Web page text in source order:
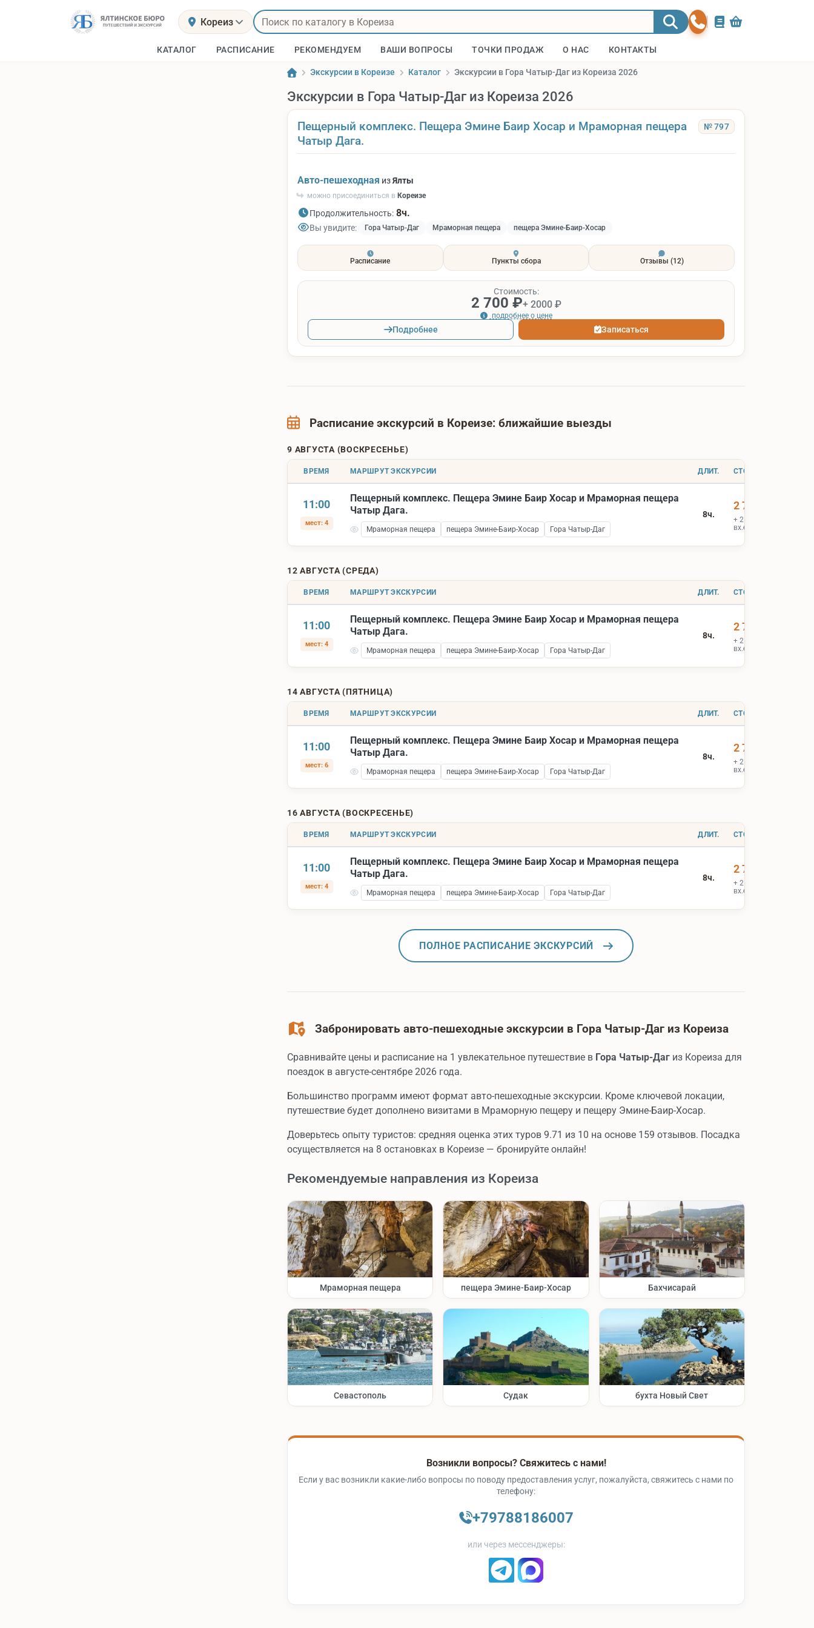
Кореиз
КАТАЛОГ РАСПИСАНИЕ РЕКОМЕНДУЕМ ВАШИ ВОПРОСЫ ТОЧКИ ПРОДАЖ О НАС КОНТАКТЫ
Экскурсии в Кореизе Каталог Экскурсии в Гора Чатыр-Даг из Кореиза 2026
Экскурсии в Гора Чатыр-Даг из Кореиза 2026
Пещерный комплекс. Пещера Эмине Баир Хосар и Мраморная пещера
Чатыр Дага.
№ 797
Авто-пешеходная изЯлты
можно присоединиться в Кореизе
Продолжительность: 8ч.
Вы увидите: Гора Чатыр-Даг Мраморная пещера пещера Эмине-Баир-Хосар
Расписание Пункты сбора Отзывы (12)
Стоимость:
2 700 ₽+ 2000 ₽
подробнее о цене
Подробнее Записаться
Расписание экскурсий в Кореизе: ближайшие выезды
9 АВГУСТА (ВОСКРЕСЕНЬЕ)
ВРЕМЯ МАРШРУТ ЭКСКУРСИИ ДЛИТ. СТОИМОСТЬ
11:00
мест: 4
Пещерный комплекс. Пещера Эмине Баир Хосар и Мраморная пещера
Чатыр Дага.
Мраморная пещера пещера Эмине-Баир-Хосар Гора Чатыр-Даг
8ч.
2 700 ₽
+ 2 000 ₽
вх.билеты
12 АВГУСТА (СРЕДА)
ВРЕМЯ МАРШРУТ ЭКСКУРСИИ ДЛИТ. СТОИМОСТЬ
11:00
мест: 4
Пещерный комплекс. Пещера Эмине Баир Хосар и Мраморная пещера
Чатыр Дага.
Мраморная пещера пещера Эмине-Баир-Хосар Гора Чатыр-Даг
8ч.
2 700 ₽
+ 2 000 ₽
вх.билеты
14 АВГУСТА (ПЯТНИЦА)
ВРЕМЯ МАРШРУТ ЭКСКУРСИИ ДЛИТ. СТОИМОСТЬ
11:00
мест: 6
Пещерный комплекс. Пещера Эмине Баир Хосар и Мраморная пещера
Чатыр Дага.
Мраморная пещера пещера Эмине-Баир-Хосар Гора Чатыр-Даг
8ч.
2 700 ₽
+ 2 000 ₽
вх.билеты
16 АВГУСТА (ВОСКРЕСЕНЬЕ)
ВРЕМЯ МАРШРУТ ЭКСКУРСИИ ДЛИТ. СТОИМОСТЬ
11:00
мест: 4
Пещерный комплекс. Пещера Эмине Баир Хосар и Мраморная пещера
Чатыр Дага.
Мраморная пещера пещера Эмине-Баир-Хосар Гора Чатыр-Даг
8ч.
2 700 ₽
+ 2 000 ₽
вх.билеты
ПОЛНОЕ РАСПИСАНИЕ ЭКСКУРСИЙ
Забронировать авто-пешеходные экскурсии в Гора Чатыр-Даг из Кореиза
Сравнивайте цены и расписание на 1 увлекательное путешествие в Гора Чатыр-Даг из Кореиза для
поездок в августе-сентябре 2026 года.
Большинство программ имеют формат авто-пешеходные экскурсии. Кроме ключевой локации,
путешествие будет дополнено визитами в Мраморную пещеру и пещеру Эмине-Баир-Хосар.
Доверьтесь опыту туристов: средняя оценка этих туров 9.71 из 10 на основе 159 отзывов. Посадка
осуществляется на 8 остановках в Кореизе — бронируйте онлайн!
Рекомендуемые направления из Кореиза
Мраморная пещера пещера Эмине-Баир-Хосар Бахчисарай
Севастополь Судак бухта Новый Свет
Возникли вопросы? Свяжитесь с нами!
Если у вас возникли какие-либо вопросы по поводу предоставления услуг, пожалуйста, свяжитесь с нами по
телефону:
+79788186007
или через мессенджеры: